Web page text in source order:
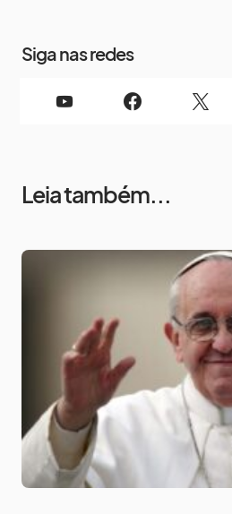
Siga nas redes
Leia também...